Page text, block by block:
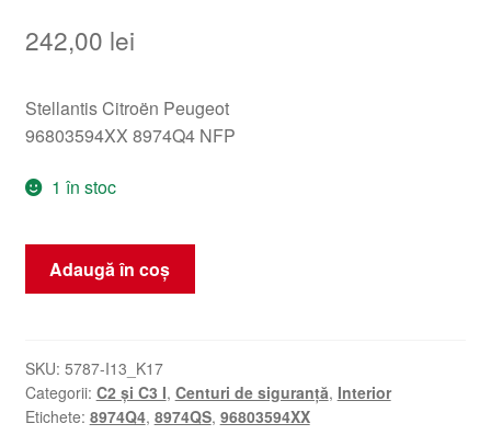
242,00 lei
Stellantis Citroën Peugeot
96803594XX 8974Q4 NFP
1 în stoc
Cantitate
Centură
C3
96803594XX
8974QS
Adaugă în coș
SKU: 5787-I13_K17
Categorii: C2 și C3 I, Centuri de siguranță, Interior
Etichete: 8974Q4, 8974QS, 96803594XX